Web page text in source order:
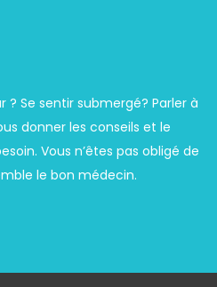
? Se sentir submergé? Parler à
donner les conseils et le
Vous n’êtes pas obligé de
le bon médecin.